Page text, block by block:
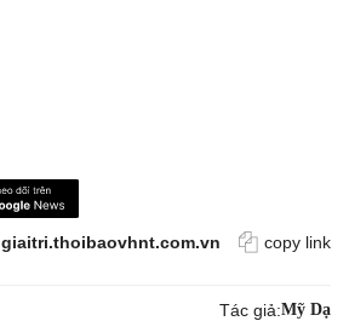
giaitri.thoibaovhnt.com.vn copy link
Tác giả:Mỹ Dạ